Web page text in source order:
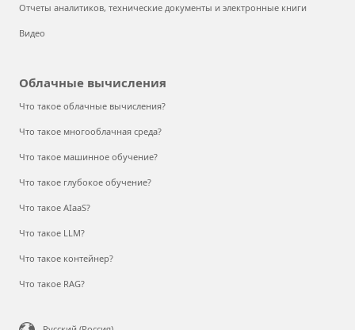
Отчеты аналитиков, технические документы и электронные книги
Видео
Облачные вычисления
Что такое облачные вычисления?
Что такое многооблачная среда?
Что такое машинное обучение?
Что такое глубокое обучение?
Что такое AIaaS?
Что такое LLM?
Что такое контейнер?
Что такое RAG?